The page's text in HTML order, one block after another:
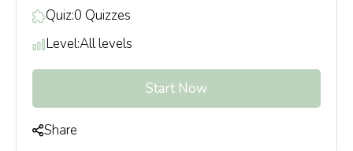
Quiz:0 Quizzes
Level:All levels
Start Now
Share